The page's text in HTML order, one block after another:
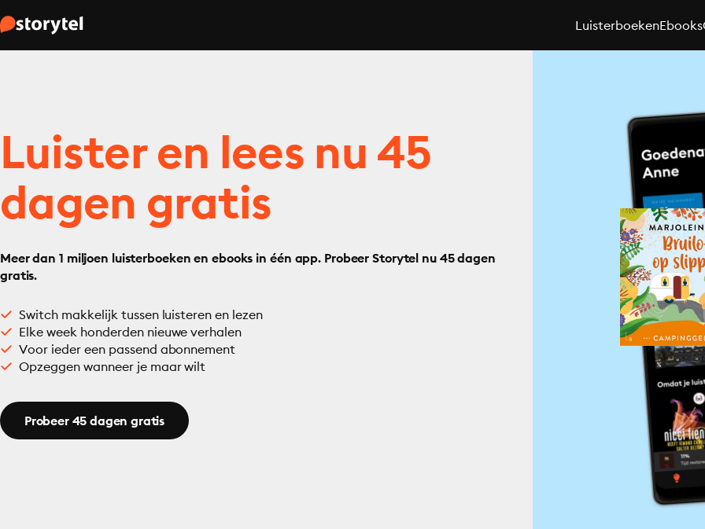
LuisterboekenEbooks
Luister en lees nu 45
dagen gratis
Meer dan 1 miljoen luisterboeken en ebooks in één app. Probeer Storytel nu 45 dagen
gratis.
Switch makkelijk tussen luisteren en lezen
Elke week honderden nieuwe verhalen
Voor ieder een passend abonnement
Opzeggen wanneer je maar wilt
Probeer 45 dagen gratis